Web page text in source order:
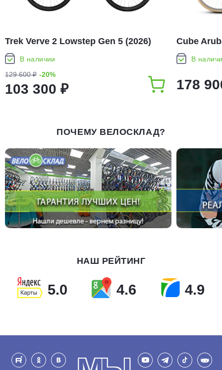
Trek Verve 2 Lowstep Gen 5 (2026)
В наличии
129 600 ₽ -20%
103 300 ₽
Cube
В
178
ПОЧЕМУ ВЕЛОСКЛАД?
НАШ РЕЙТИНГ
5.0 4.6 4.9